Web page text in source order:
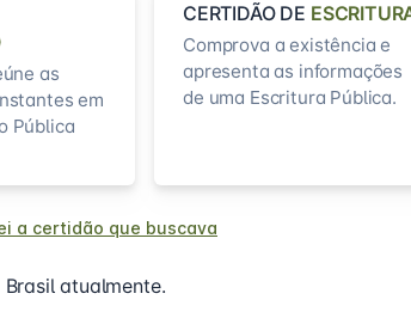
as
em
Pública
CERTIDÃO DE
Comprova a existência e
apresenta as informações
de uma Escritura Pública.
a certidão que buscava
atualmente.